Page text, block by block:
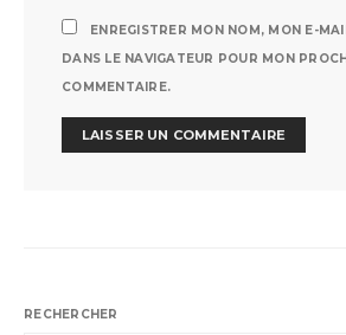
ENREGISTRER MON NOM, MON E-
DANS LE NAVIGATEUR POUR MON
COMMENTAIRE.
RECHERCHER